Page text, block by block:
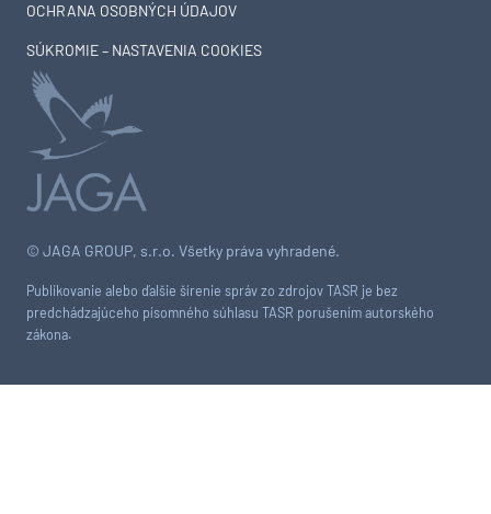
© JAGA GROUP, s.r.o. Všetky práva vyhradené.
Publikovanie alebo ďalšie šírenie správ zo zdrojov TASR je bez
predchádzajúceho písomného súhlasu TASR porušením autorského
zákona.
OCHRANA OSOBNÝCH ÚDAJOV
SÚKROMIE – NASTAVENIA COOKIES